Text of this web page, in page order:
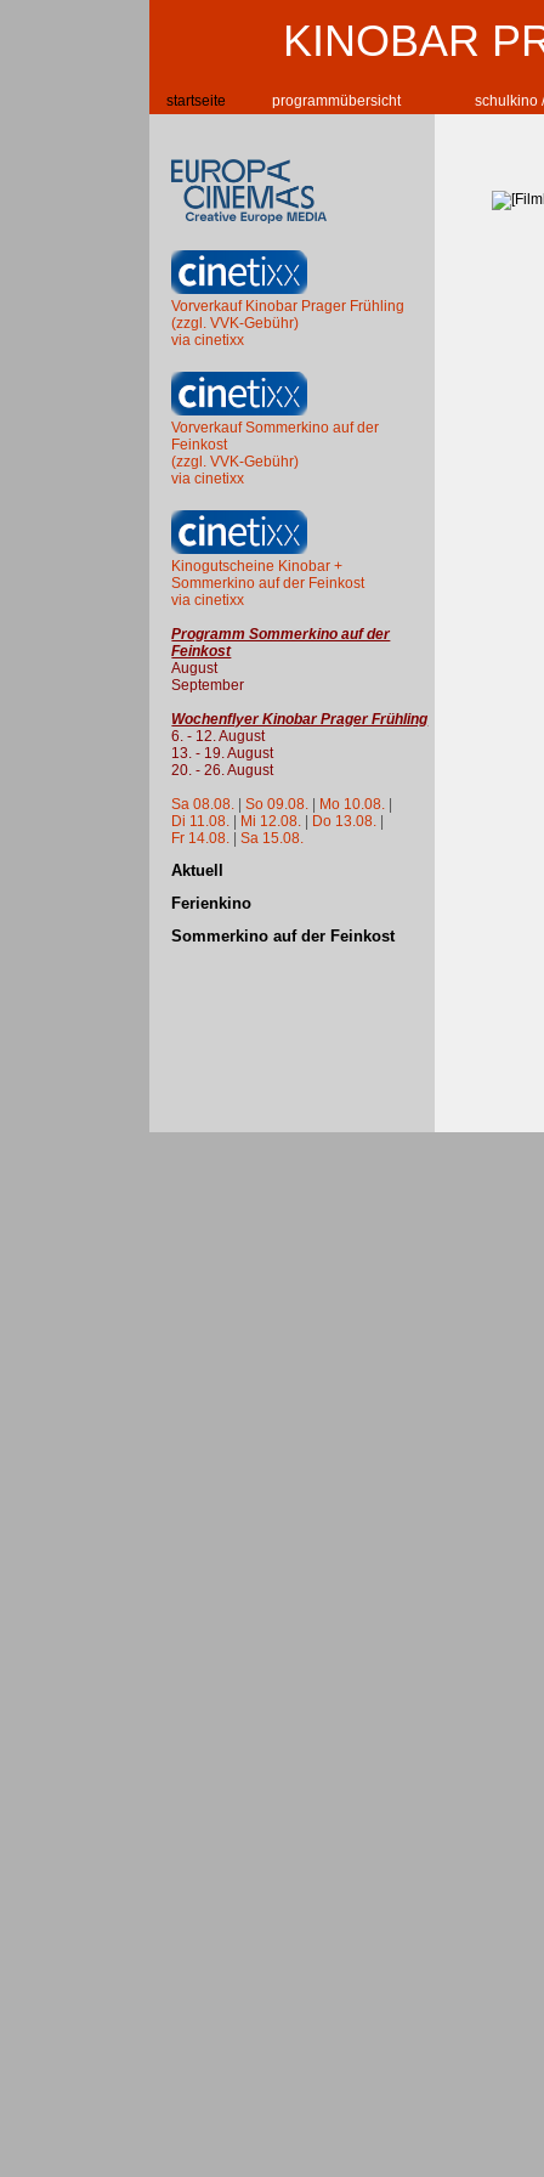
KINOBAR
startseite programmübersicht schulkino
Vorverkauf Kinobar Prager Frühling
(zzgl. VVK-Gebühr)
via cinetixx
Vorverkauf Sommerkino auf der
Feinkost
(zzgl. VVK-Gebühr)
via cinetixx
Kinogutscheine Kinobar +
Sommerkino auf der Feinkost
via cinetixx
Programm Sommerkino auf der
Feinkost
August
September
Wochenflyer Kinobar Prager Frühling
6. - 12. August
13. - 19. August
20. - 26. August
Sa 08.08. |So 09.08. | Mo 10.08. |
Di 11.08. | Mi 12.08. | Do 13.08. |
Fr 14.08. |Sa 15.08.
Aktuell
Ferienkino
Sommerkino auf der Feinkost